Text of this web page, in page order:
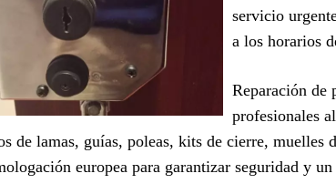
servicio
a los horarios
Reparación de
profesionales
de lamas, guías, poleas, kits de cierre,
europea para garantizar seguridad y